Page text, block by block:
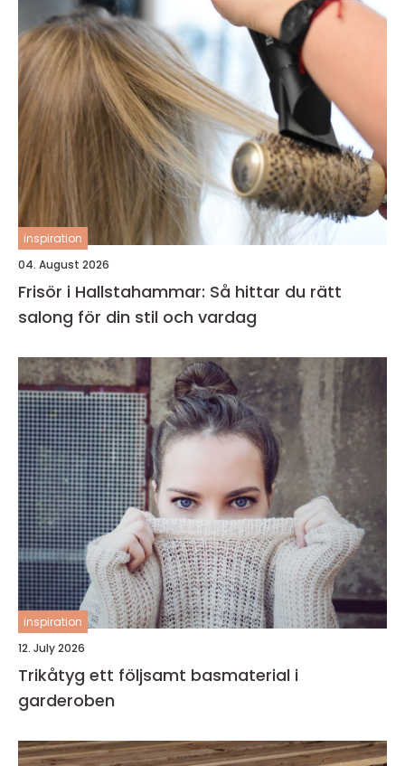
inspiration
04. August 2026
Frisör i Hallstahammar: Så hittar du rätt
salong för din stil och vardag
inspiration
12. July 2026
Trikåtyg ett följsamt basmaterial i
garderoben